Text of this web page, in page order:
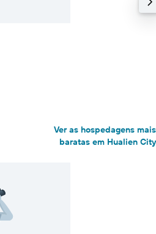
Ver as hospedagens mais
baratas em Hualien City